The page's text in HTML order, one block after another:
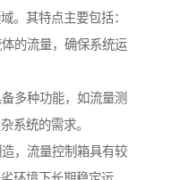
。其特点主要包括：
的流量，确保系统运
多种功能，如流量测
系统的需求。
，流量控制箱具有较